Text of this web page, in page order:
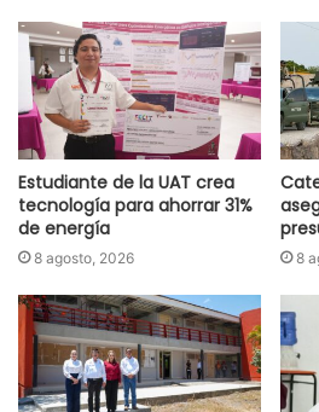
Estudiante de la UAT crea
tecnología para ahorrar 31%
de energía
8 agosto, 2026 8